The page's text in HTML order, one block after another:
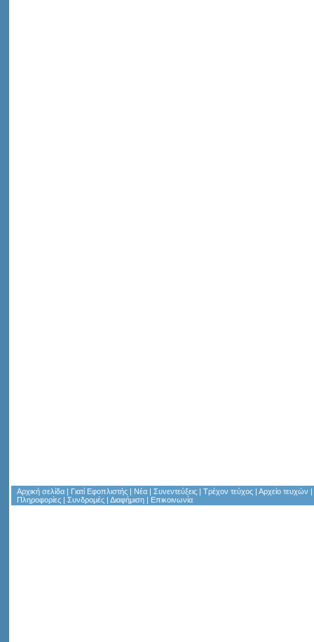
Αρχική σελίδα | Γιατί Εφοπλιστής | Νέα | Συνεντεύξεις | Τρέχον τεύχος | Αρχείο τευχών |
Πληροφορίες | Συνδρομές | Διαφήμιση | Επικοινωνία